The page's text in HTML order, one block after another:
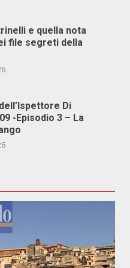
e quella nota
file segreti della
Di
-Episodio 3 – La